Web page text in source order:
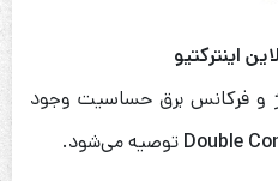
اینترکتیو
و فرکانس برق حساسیت وجود
Double توصیه می‌شود.